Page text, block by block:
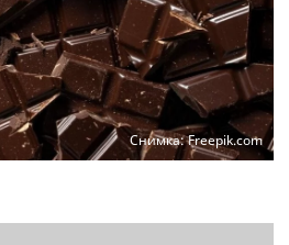
Снимка: Freepik.com